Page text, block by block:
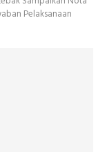
Pelaksanaan